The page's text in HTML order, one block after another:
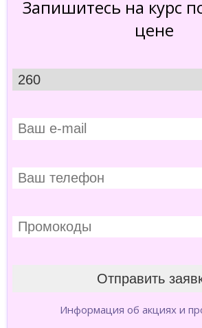
Запишитесь на курс
цене
Информация об акциях и